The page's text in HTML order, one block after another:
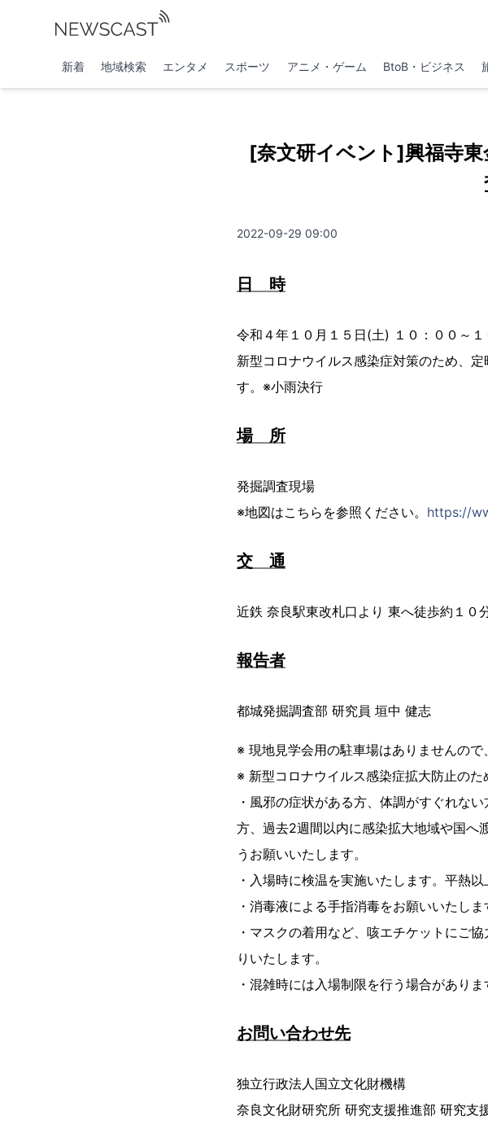
新着 地域検索 エンタメ スポーツ アニメ・ゲーム BtoB・ビジネス
[奈文研イベント]興福寺
2022-09-29 09:00
日 時
令和４年１０月１５日(土) １０：００～１
新型コロナウイルス感染症対策のため、
す。※小雨決行
場 所
発掘調査現場
※地図はこちらを参照ください。 https://
交 通
近鉄 奈良駅東改札口より 東へ徒歩約１０
報告者
都城発掘調査部 研究員 垣中 健志
※ 現地見学会用の駐車場はありませんので
※ 新型コロナウイルス感染症拡大防止のた
・風邪の症状がある方、体調がすぐれな
方、過去2週間以内に感染拡大地域や国へ
うお願いいたします。
・入場時に検温を実施いたします。平熱
・消毒液による手指消毒をお願いいたしま
・マスクの着用など、咳エチケットにご
りいたします。
・混雑時には入場制限を行う場合がありま
お問い合わせ先
独立行政法人国立文化財機構
奈良文化財研究所 研究支援推進部 研究支